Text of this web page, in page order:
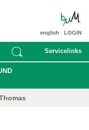
LOGIN
english
Servicelinks